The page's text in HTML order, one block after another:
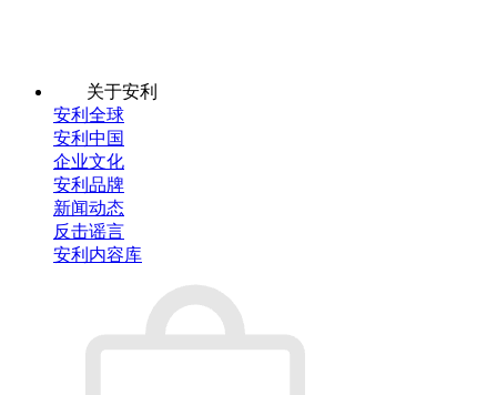
关于安利
安利全球
安利中国
企业文化
安利品牌
新闻动态
反击谣言
安利内容库